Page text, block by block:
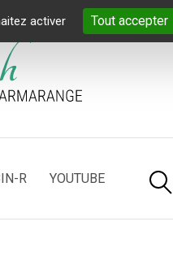
activer Tout accepter
R YOUTUBE